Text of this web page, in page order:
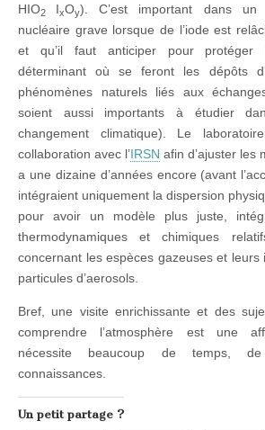
HIO2 IxOy). C’est important dans un
nucléaire grave lorsque de l’iode est
et qu’il faut anticiper pour protéger
déterminant où se feront les dépôts
phénomènes naturels liés aux
soient aussi importants à étudier
changement climatique). Le
collaboration avec l’IRSN afin d’ajuster les
a une dizaine d’années encore (avant
intégraient uniquement la dispersion
pour avoir un modèle plus juste,
thermodynamiques et chimiques
concernant les espèces gazeuses et leurs
particules d’aerosols.
Bref, une visite enrichissante et des
comprendre l’atmosphère est une
nécessite beaucoup de temps,
connaissances.
Un petit partage ?